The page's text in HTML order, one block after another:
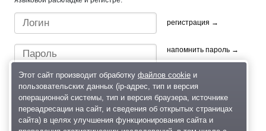
регистрация →
напомнить пароль →
Этот сайт производит обработку файлов cookieи
пользовательских данных (ip-адрес, тип и версия
операционной системы, тип и версия браузера, источнике
переадресации на сайт, и сведения об открытых страницах
сайта) в целях улучшения функционирования сайта и